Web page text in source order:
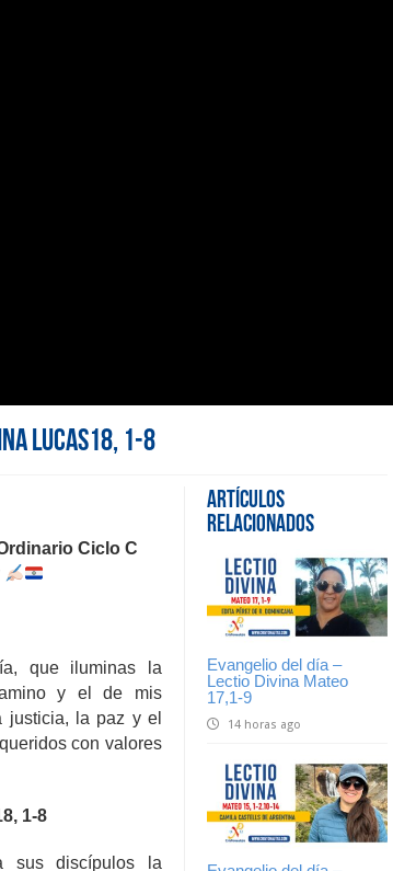
Lucas18, 1-8
Artículos
Relacionados
Evangelio del día –
Lectio Divina Mateo
17,1-9
14 horas ago
Ciclo C
que iluminas la
y el de mis
justicia, la paz y el
con valores
1-8
sus discípulos la